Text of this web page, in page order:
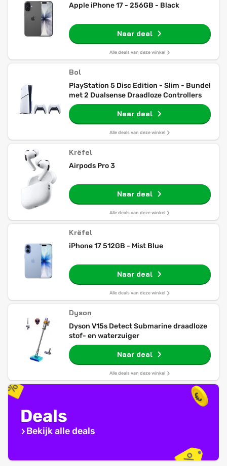
Apple iPhone 17 - 256GB - Black
Naar deal
Alle deals van deze winkel
Bol
PlayStation 5 Disc Edition - Slim - Bundel
met 2 Dualsense Draadloze Controllers
Naar deal
Alle deals van deze winkel
Krëfel
Airpods Pro 3
Naar deal
Alle deals van deze winkel
Krëfel
iPhone 17 512GB - Mist Blue
Naar deal
Alle deals van deze winkel
Dyson
Dyson V15s Detect Submarine draadloze
stof- en waterzuiger
Naar deal
Alle deals van deze winkel
Deals
Bekijk alle deals